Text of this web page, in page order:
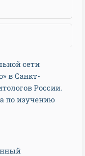
сети
в Санкт-
России.
по изучению